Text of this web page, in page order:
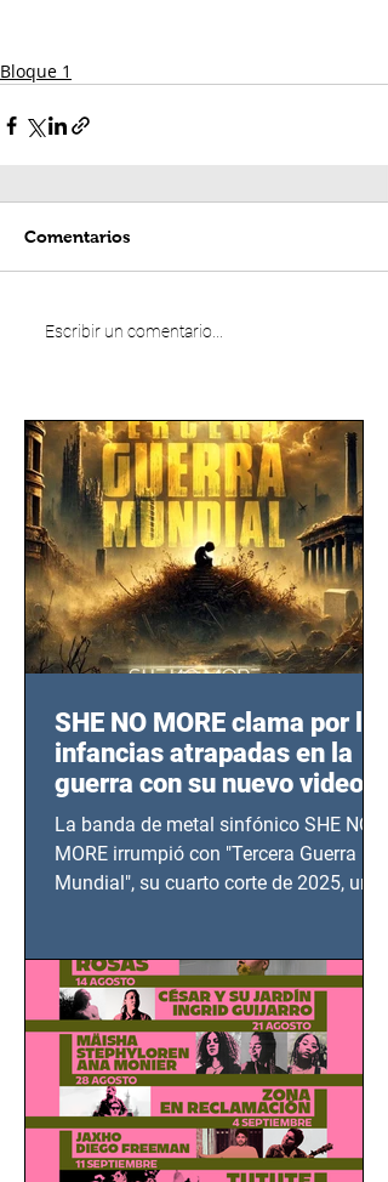
Bloque 1
Comentarios
Escribir un comentario...
SHE NO MORE clama por las
infancias atrapadas en la
guerra con su nuevo video
TERCERA GUERRA
MUNDIAL
La banda de metal sinfónico SHE NO
MORE irrumpió con "Tercera Guerra
Mundial", su cuarto corte de 2025, un
bélicos.